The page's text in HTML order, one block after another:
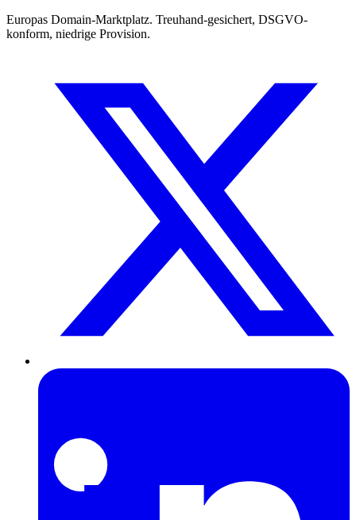
Europas Domain-Marktplatz. Treuhand-gesichert, DSGVO-
konform, niedrige Provision.